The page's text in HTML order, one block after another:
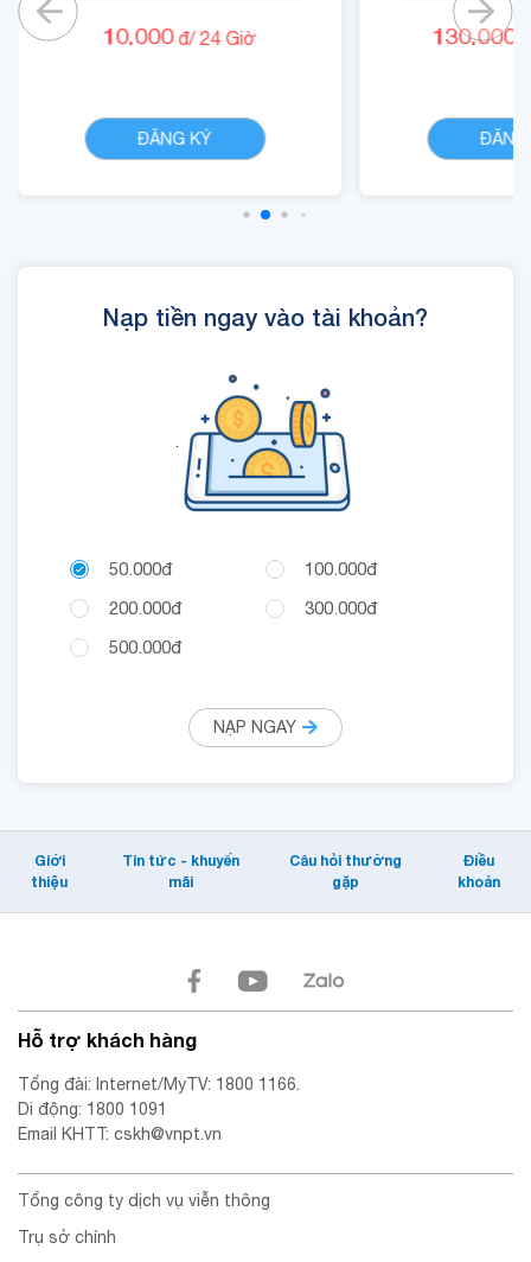
- 05 phút ngoại mạng .
VinaPhone dưới 20 phút
- Cộng 300 RUBY, 01 Mã
10.000đ/ 24 Giờ
ĐĂNG KÝ
- 1500 phút
dung
130.000
ĐĂNG
Nạp tiền ngay vào tài khoản?
.
50.000đ
100.000đ
200.000đ
300.000đ
500.000đ
NẠP NGAY
Giới
thiệu
Tin tức - khuyến
mãi
Câu hỏi thường
gặp
Điều
khoản
Hỗ trợ khách hàng
Tổng đài: Internet/MyTV: 1800 1166.
Di động: 1800 1091
Email KHTT: cskh@vnpt.vn
Tổng công ty dịch vụ viễn thông
Trụ sở chính